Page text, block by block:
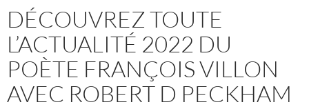
DÉCOUVREZ TOUTE
L’ACTUALITÉ 2022 DU
POÈTE FRANÇOIS VILLON
AVEC ROBERT D PECKHAM